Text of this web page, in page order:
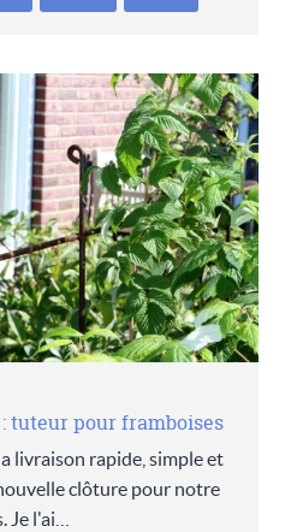
tuteur pour framboises
livraison rapide, simple et
clôture pour notre
Je l'ai…